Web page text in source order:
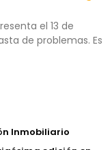
el 13 de
de problemas. Es
Inmobiliario